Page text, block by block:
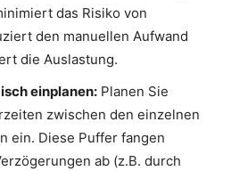
das Risiko von
den manuellen Aufwand
die Auslastung.
einplanen: Planen Sie
zwischen den einzelnen
ein. Diese Puffer fangen
ab (z.B. durch